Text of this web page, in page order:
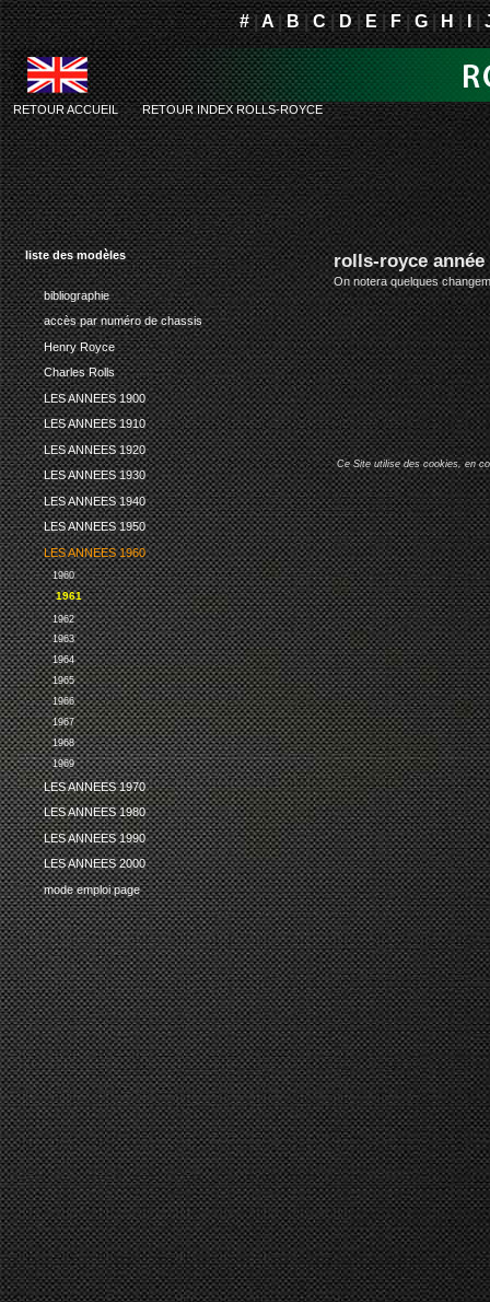
liste des modèles
bibliographie
accès par numéro de chassis
Henry Royce
Charles Rolls
LES ANNEES 1900
LES ANNEES 1910
LES ANNEES 1920
LES ANNEES 1930
LES ANNEES 1940
LES ANNEES 1950
LES ANNEES 1960
1960
1961
1962
1963
1964
1965
1966
1967
1968
1969
LES ANNEES 1970
LES ANNEES 1980
LES ANNEES 1990
LES ANNEES 2000
mode emploi page
rolls-royce année
On notera quelques
Ce Site utilise des cookies, en
# |A|B|C|D|E|F|G|H|I|
RETOUR ACCUEIL-RETOUR INDEX ROLLS-ROYCE